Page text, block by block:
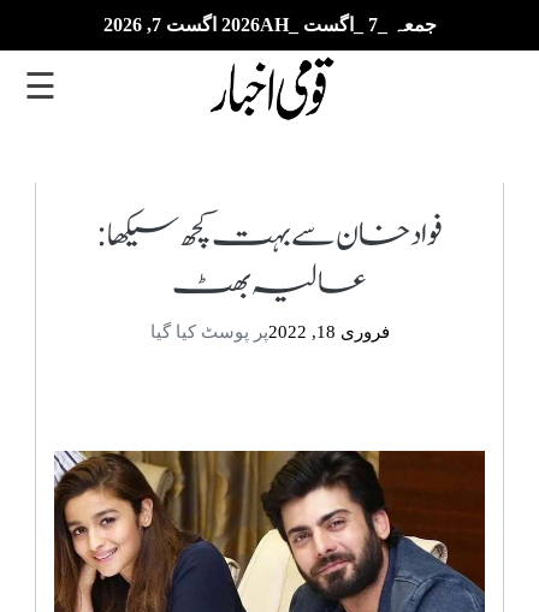
جمعہ _7 _اگست _2026AH اگست 7, 2026
الاقوامی
خبریں
انٹرٹینمنٹ
☰
فواد خان سے بہت کچھ سیکھا:
عالیہ بھٹ
فروری 18, 2022 پر پوسٹ کیا گیا